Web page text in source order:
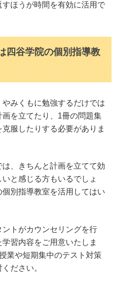
ほうが時間を有効に活用で
四谷学院の個別指導教
みくもに勉強するだけでは
を立てたり、1冊の問題集
服したりする必要がありま
、きちんと計画を立てて効
と感じる方もいるでしょ
別指導教室を活用してはい
トがカウンセリングを行
習内容をご用意いたしま
業や短期集中のテスト対策
ださい。